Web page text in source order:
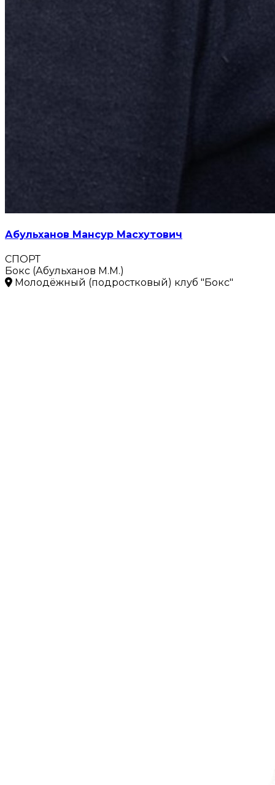
Абульханов Мансур Масхутович
СПОРТ
Бокс (Абульханов М.М.)
Молодёжный (подростковый) клуб "Бокс"